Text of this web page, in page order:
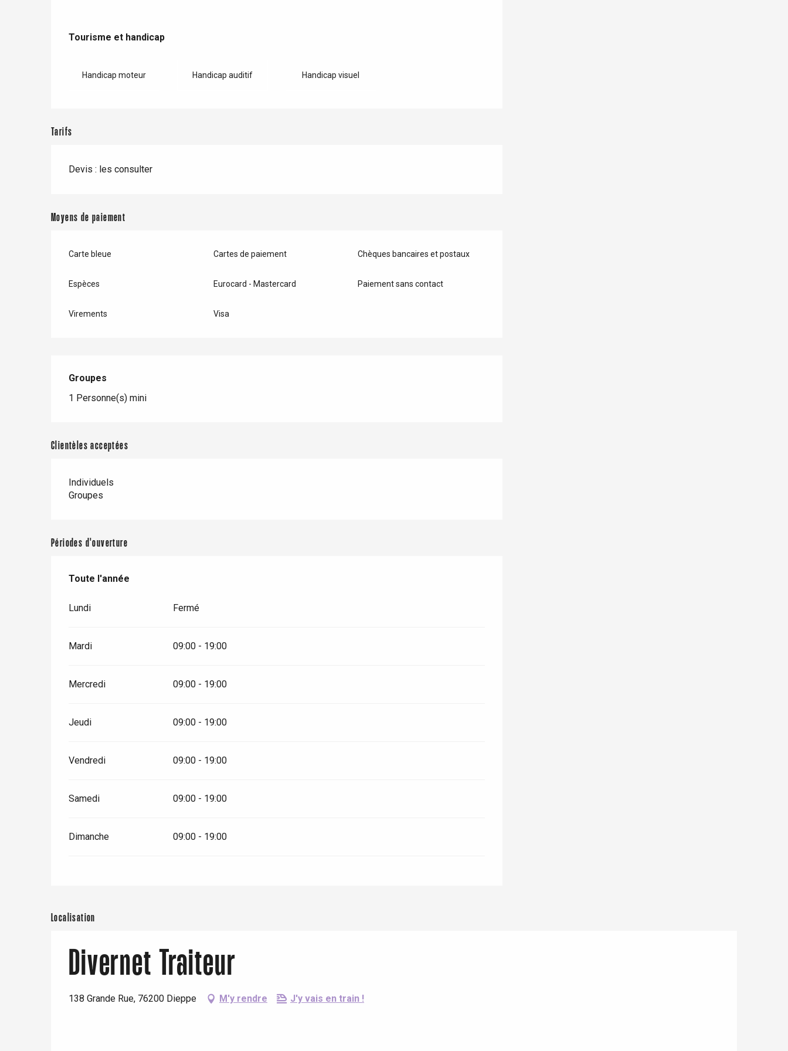
Tourisme et handicap
Tourisme et handicap
Handicap moteur Handicap auditif Handicap visuel
Tarifs
Devis : les consulter
Moyens de paiement
Carte bleue Cartes de paiement Chèques bancaires et postaux
Espèces Eurocard - Mastercard Paiement sans contact
Virements Visa
Groupes
Groupes
1 Personne(s) mini
Clientèles acceptées
Individuels
Groupes
Périodes d'ouverture
Toute l'année
Toute l'année
Lundi Fermé
Mardi 09:00 - 19:00
Mercredi 09:00 - 19:00
Jeudi 09:00 - 19:00
Vendredi 09:00 - 19:00
Samedi 09:00 - 19:00
Dimanche 09:00 - 19:00
Localisation
Divernet Traiteur
138 Grande Rue, 76200 Dieppe M'y rendre J'y vais en train !